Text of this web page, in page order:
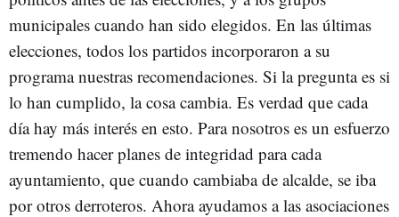
municipales cuando han sido elegidos. En las últimas
elecciones, todos los partidos incorporaron a su
programa nuestras recomendaciones. Si la pregunta es si
lo han cumplido, la cosa cambia. Es verdad que cada
día hay más interés en esto. Para nosotros es un esfuerzo
tremendo hacer planes de integridad para cada
ayuntamiento, que cuando cambiaba de alcalde, se iba
por otros derroteros. Ahora ayudamos a las asociaciones